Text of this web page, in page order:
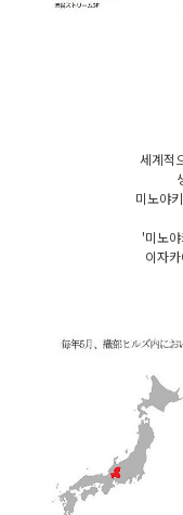
세계적
미노야
'미노
이자